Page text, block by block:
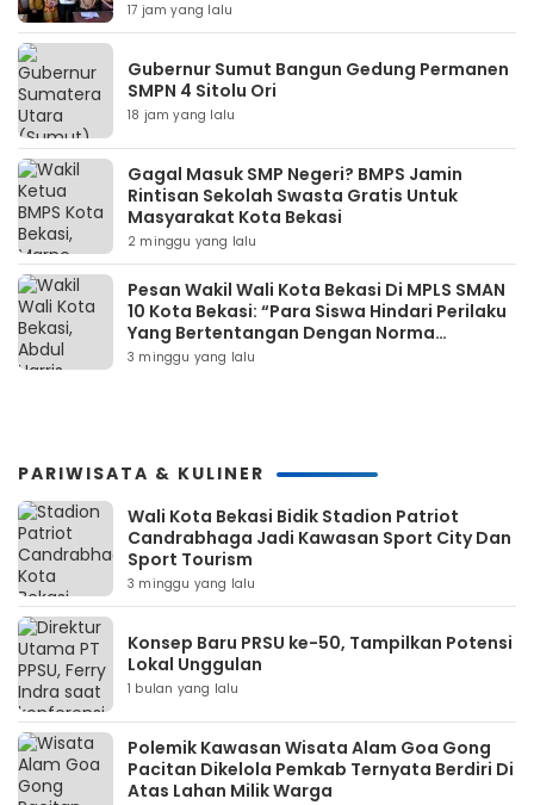
17 jam yang lalu
Gubernur Sumut Bangun Gedung Permanen
SMPN 4 Sitolu Ori
18 jam yang lalu
Gagal Masuk SMP Negeri? BMPS Jamin
Rintisan Sekolah Swasta Gratis Untuk
Masyarakat Kota Bekasi
2 minggu yang lalu
Pesan Wakil Wali Kota Bekasi Di MPLS SMAN
10 Kota Bekasi: “Para Siswa Hindari Perilaku
Yang Bertentangan Dengan Norma
Masyarakat Maupun Agama”
3 minggu yang lalu
PARIWISATA & KULINER
Wali Kota Bekasi Bidik Stadion Patriot
Candrabhaga Jadi Kawasan Sport City Dan
Sport Tourism
3 minggu yang lalu
Konsep Baru PRSU ke-50, Tampilkan Potensi
Lokal Unggulan
1 bulan yang lalu
Polemik Kawasan Wisata Alam Goa Gong
Pacitan Dikelola Pemkab Ternyata Berdiri Di
Atas Lahan Milik Warga